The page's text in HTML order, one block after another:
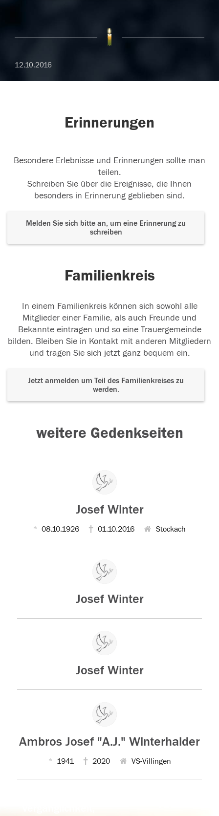
12.10.2016
Erinnerungen
Besondere Erlebnisse und Erinnerungen sollte man
teilen.
Schreiben Sie über die Ereignisse, die Ihnen
besonders in Erinnerung geblieben sind.
Melden Sie sich bitte an, um eine Erinnerung zu
schreiben
Familienkreis
In einem Familienkreis können sich sowohl alle
Mitglieder einer Familie, als auch Freunde und
Bekannte eintragen und so eine Trauergemeinde
bilden. Bleiben Sie in Kontakt mit anderen Mitgliedern
und tragen Sie sich jetzt ganz bequem ein.
Jetzt anmelden um Teil des Familienkreises zu
werden.
weitere Gedenkseiten
Josef Winter
08.10.1926 01.10.2016 Stockach
Josef Winter
Josef Winter
Ambros Josef "A.J." Winterhalder
1941 2020 VS-Villingen